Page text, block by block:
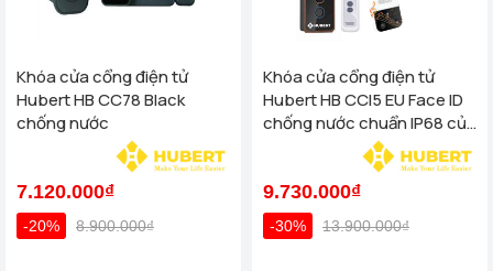
Khóa cửa cổng điện tử
Hubert HB CC78 Black
chống nước
7.120.000₫
-20% 8.900.000₫
Khóa cửa cổng điện tử
Hubert HB CCI5 EU Face ID
chống nước chuẩn IP68 của
tiêu chuẩn Đức
9.730.000₫
-30% 13.900.000₫